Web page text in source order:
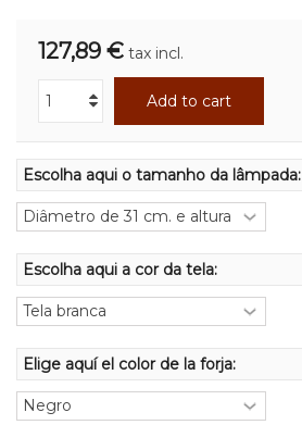
127,89 € tax incl.
Add to cart
Escolha aqui o tamanho da lâmpada:
Escolha aqui a cor da tela:
Elige aquí el color de la forja: